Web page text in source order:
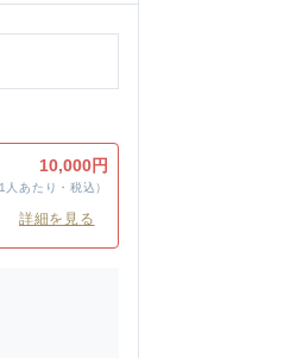
10,000円
1人あたり・税込）
詳細を見る